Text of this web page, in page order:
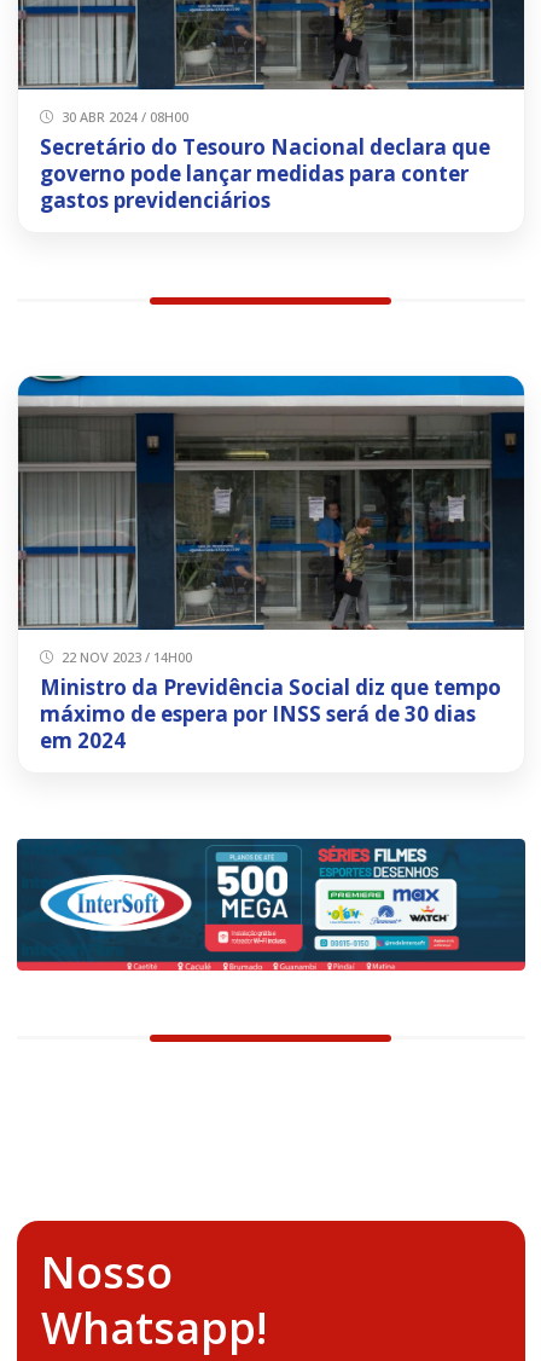
30 ABR 2024 / 08H00
Secretário do Tesouro Nacional declara que
governo pode lançar medidas para conter
gastos previdenciários
22 NOV 2023 / 14H00
Ministro da Previdência Social diz que tempo
máximo de espera por INSS será de 30 dias
em 2024
Nosso
Whatsapp!